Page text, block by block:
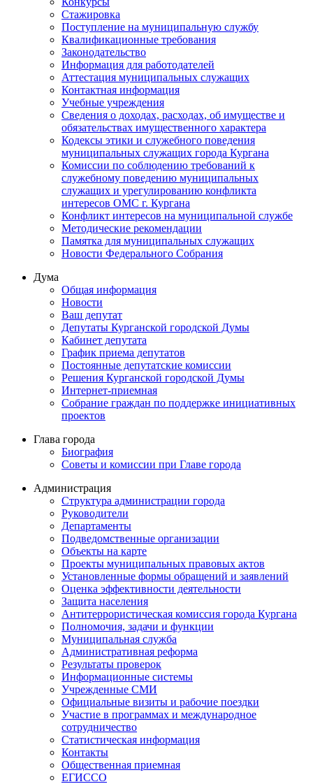
Стажировка
Поступление на муниципальную службу
Квалификационные требования
Законодательство
Информация для работодателей
Аттестация муниципальных служащих
Контактная информация
Учебные учреждения
Сведения о доходах, расходах, об имуществе и
обязательствах имущественного характера
Кодексы этики и служебного поведения
муниципальных служащих города Кургана
Комиссии по соблюдению требований к
служебному поведению муниципальных
служащих и урегулированию конфликта
интересов ОМС г. Кургана
Конфликт интересов на муниципальной службе
Методические рекомендации
Памятка для муниципальных служащих
Новости Федерального Cобрания
Дума
Общая информация
Новости
Ваш депутат
Депутаты Курганской городской Думы
Кабинет депутата
График приема депутатов
Постоянные депутатские комиссии
Решения Курганской городской Думы
Интернет-приемная
Собрание граждан по поддержке инициативных
проектов
Глава города
Биография
Советы и комиссии при Главе города
Администрация
Структура администрации города
Руководители
Департаменты
Подведомственные организации
Объекты на карте
Проекты муниципальных правовых актов
Установленные формы обращений и заявлений
Оценка эффективности деятельности
Защита населения
Антитеррористическая комиссия города Кургана
Полномочия, задачи и функции
Муниципальная служба
Административная реформа
Результаты проверок
Информационные системы
Учрежденные СМИ
Официальные визиты и рабочие поездки
Участие в программах и международное
сотрудничество
Статистическая информация
Контакты
Общественная приемная
ЕГИССО